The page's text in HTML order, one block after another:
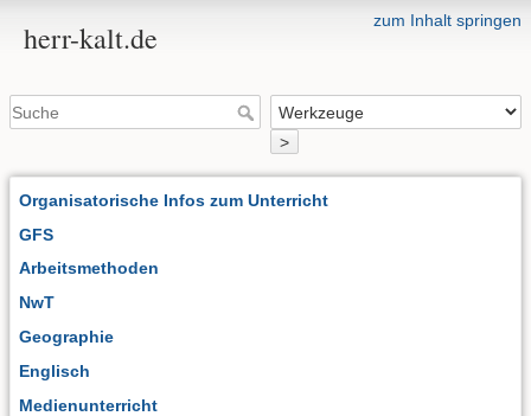
zum Inhalt springen
herr-kalt.de
>
Organisatorische Infos zum Unterricht
GFS
Arbeitsmethoden
NwT
Geographie
Englisch
Medienunterricht